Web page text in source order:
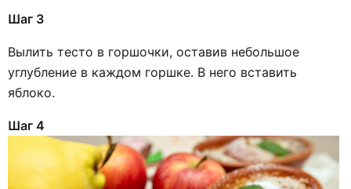
Шаг 3
Вылить тесто в горшочки, оставив небольшое
углубление в каждом горшке. В него вставить
яблоко.
Шаг 4